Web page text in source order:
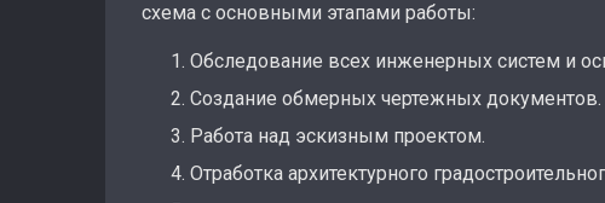
схема с основными этапами работы:
Обследование всех инженерных систем и
Создание обмерных чертежных документов.
Работа над эскизным проектом.
Отработка архитектурного